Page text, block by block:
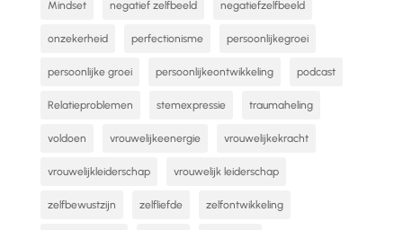
Mindset negatief zelfbeeld negatiefzelfbeeld
onzekerheid perfectionisme persoonlijkegroei
persoonlijke groei persoonlijkeontwikkeling podcast
Relatieproblemen stemexpressie traumaheling
voldoen vrouwelijkeenergie vrouwelijkekracht
vrouwelijkleiderschap vrouwelijk leiderschap
zelfbewustzijn zelfliefde zelfontwikkeling